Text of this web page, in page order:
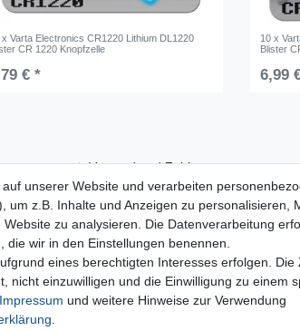
x Varta Electronics CR1220 Lithium DL1220
CR 1220 Knopfzelle
€ *
10 x
Blister
6,99
Versand und Zahlung
Impressum
Datenschutzerklärung
AGB
Kontakt
Infos Ratenkauf mit easyCredit
unserer Website und verarbeiten
um z.B. Inhalte und Anzeigen zu personalisieren,
zu analysieren. Die Datenverarbeitung
wir in den Einstellungen benennen.
eines berechtigten Interesses erfolgen. Die
nicht einzuwilligen und die Einwilligung zu einem
Impressum und weitere Hinweise zur Verwendung